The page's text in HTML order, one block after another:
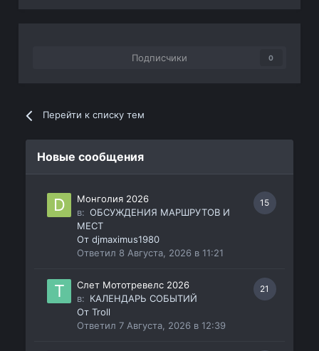
Подписчики 0
Перейти к списку тем
Новые сообщения
15
Монголия 2026
в: ОБСУЖДЕНИЯ МАРШРУТОВ И
МЕСТ
Отdjmaximus1980
Ответил 8 Августа, 2026 в 11:21
21
Слет Мототревелс 2026
в: КАЛЕНДАРЬ СОБЫТИЙ
ОтTroll
Ответил7 Августа, 2026 в 12:39